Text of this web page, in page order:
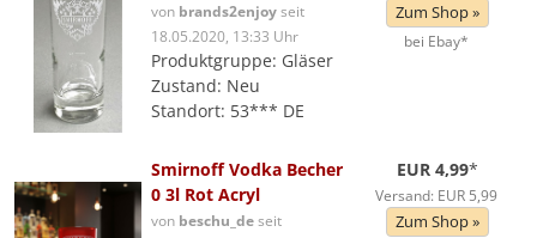
von brands2enjoyseit
18.05.2020, 13:33 Uhr
Produktgruppe: Gläser
Zustand: Neu
Standort: 53*** DE
Zum Shop »
bei Ebay*
Smirnoff Vodka Becher
0 3l Rot Acryl
von beschu_deseit
EUR 4,99*
Versand: EUR 5,99
Zum Shop »